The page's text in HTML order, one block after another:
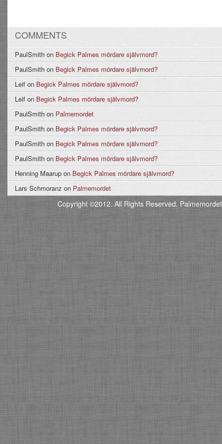
COMMENTS
PaulSmith on Begick Palmes mördare självmord?
PaulSmith on Begick Palmes mördare självmord?
Leif on Begick Palmes mördare självmord?
Leif on Begick Palmes mördare självmord?
PaulSmith on Palmemordet
PaulSmith on Begick Palmes mördare självmord?
PaulSmith on Begick Palmes mördare självmord?
PaulSmith on Begick Palmes mördare självmord?
Henning Maarup on Begick Palmes mördare självmord?
Lars Schmoranz on Palmemordet
Copyright ©2012. All Rights Reserved.